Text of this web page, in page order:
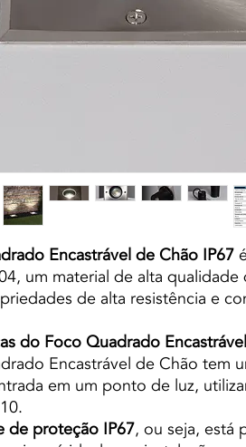
Encastrável de Chão IP67
um material de alta qualidade
de alta resistência e
do Foco Quadrado
Encastrável de Chão tem
em um ponto de luz,
de proteção IP67, ou seja, está